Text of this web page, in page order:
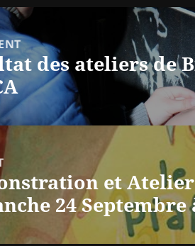
:
des ateliers de
:
et Atelier
24 Septembre